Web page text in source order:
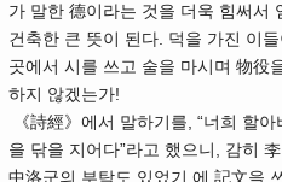
가 말한 德이라는 것을 더욱 힘써서
건축한 큰 뜻이 된다. 덕을 가진 이
곳에서 시를 쓰고 술을 마시며 物役
하지 않겠는가!
《詩經》에서 말하기를, “너희 할
을 닦을 지어다”라고 했으니, 감히
中洛군의 부탁도 있었기 에 記文을